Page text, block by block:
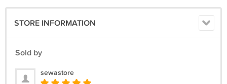
STORE INFORMATION
Sold by
sewastore